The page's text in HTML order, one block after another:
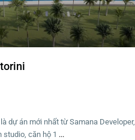
dự án mới nhất từ Samana Developer,
studio, căn hộ 1 ...